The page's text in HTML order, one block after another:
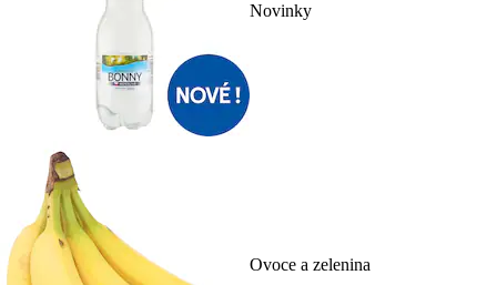
Novinky
Ovoce a zelenina